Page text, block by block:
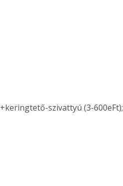
szivattyú (3-600eFt);